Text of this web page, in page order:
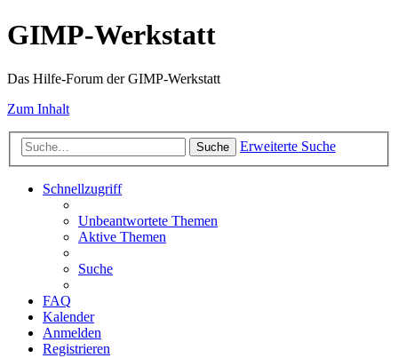
GIMP-Werkstatt
Das Hilfe-Forum der GIMP-Werkstatt
Zum Inhalt
Suche Erweiterte Suche
Schnellzugriff
Unbeantwortete Themen
Aktive Themen
Suche
FAQ
Kalender
Anmelden
Registrieren